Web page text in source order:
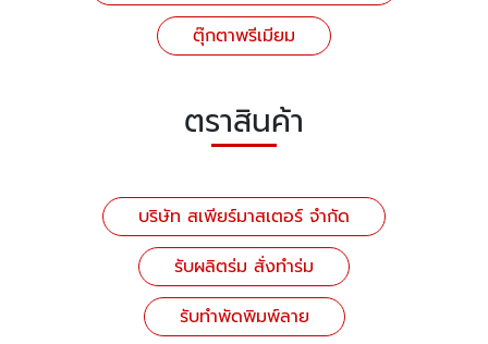
ตุ๊กตาพรีเมียม
ตราสินค้า
บริษัท สเพียร์มาสเตอร์ จำกัด
รับผลิตร่ม สั่งทำร่ม
รับทำพัดพิมพ์ลาย